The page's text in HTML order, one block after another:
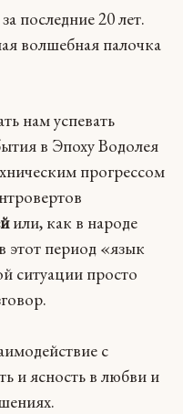
последние 20 лет.
волшебная палочка
нам успевать
в Эпоху Водолея
прогрессом
или, как в народе
этот период «язык
ситуации просто
с
и ясность в любви и